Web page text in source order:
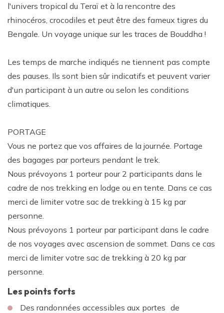
l'univers tropical du Teraï et à la rencontre des
rhinocéros, crocodiles et peut être des fameux tigres du
Bengale. Un voyage unique sur les traces de Bouddha !
Les temps de marche indiqués ne tiennent pas compte
des pauses. Ils sont bien sûr indicatifs et peuvent varier
d'un participant à un autre ou selon les conditions
climatiques.
PORTAGE
Vous ne portez que vos affaires de la journée. Portage
des bagages par porteurs pendant le trek.
Nous prévoyons 1 porteur pour 2 participants dans le
cadre de nos trekking en lodge ou en tente. Dans ce cas
merci de limiter votre sac de trekking à 15 kg par
personne.
Nous prévoyons 1 porteur par participant dans le cadre
de nos voyages avec ascension de sommet. Dans ce cas
merci de limiter votre sac de trekking à 20 kg par
personne.
Les points forts
Des randonnées accessibles aux portes de